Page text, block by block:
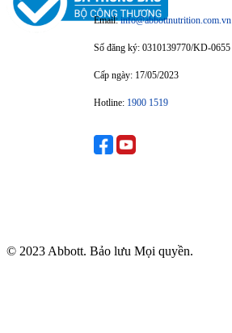
Email:info@abbottnutrition.com.vn
Số đăng ký: 0310139770/KD-0655
Cấp ngày: 17/05/2023
Hotline: 1900 1519
© 2023 Abbott. Bảo lưu Mọi quyền.